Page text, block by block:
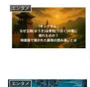
エンタメ
エンタメ